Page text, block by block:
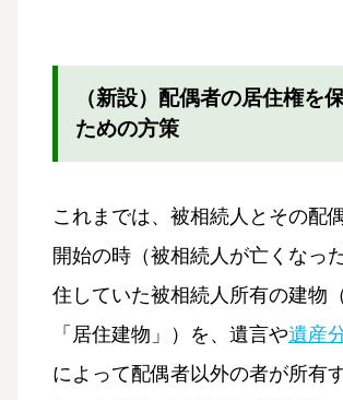
（新設）配偶者の居住権を
ための方策
これまでは、被相続人とその配
開始の時（被相続人が亡くなっ
住していた被相続人所有の建物（
「居住建物」）を、遺言や遺産
によって配偶者以外の者が所有